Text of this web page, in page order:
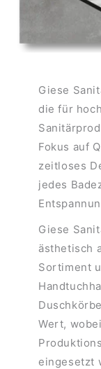
Giese
die für
Fokus auf
zeitloses
jedes
Giese
ästhetisch
Sortiment
Wert,
eingesetzt